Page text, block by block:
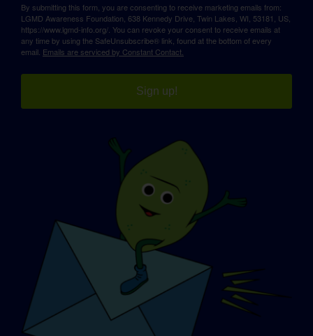
By submitting this form, you are consenting to receive marketing emails from:
LGMD Awareness Foundation, 638 Kennedy Drive, Twin Lakes, WI, 53181, US,
https://www.lgmd-info.org/. You can revoke your consent to receive emails at
any time by using the SafeUnsubscribe® link, found at the bottom of every
email. Emails are serviced by Constant Contact.
Sign up!